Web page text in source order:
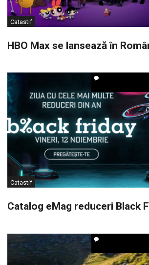
Catastif
HBO Max se lansează în
Catastif
Catalog eMag reduceri Black